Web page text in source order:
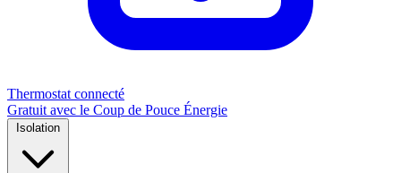
Thermostat connecté
Gratuit avec le Coup de Pouce Énergie